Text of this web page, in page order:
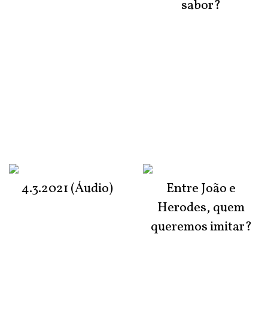
4.3.2021 (Áudio)
sabor?
Entre João e
Herodes, quem
queremos imitar?